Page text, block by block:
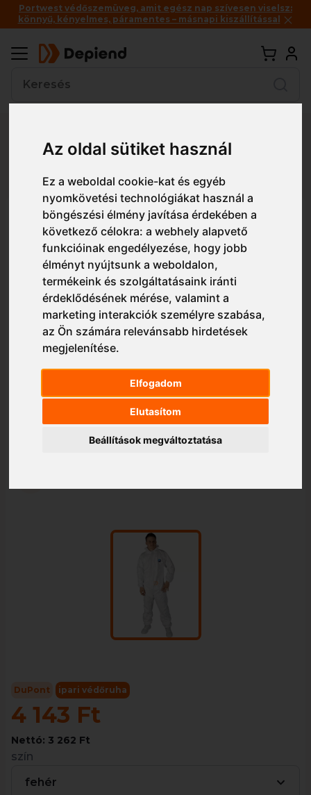
Az oldal sütiket használ
Ez a weboldal cookie-kat és egyéb
nyomkövetési technológiákat használ a
böngészési élmény javítása érdekében a
következő célokra:a webhely alapvető
funkcióinak engedélyezése, hogy jobb
élményt nyújtsunk a weboldalon,
termékeink és szolgáltatásaink iránti
érdeklődésének mérése, valamint a
marketing interakciók személyre szabása,
az Ön számára relevánsabb hirdetések
megjelenítése.
Elfogadom
Elutasítom
Beállítások megváltoztatása
Portwest védőszemüveg, amit egész nap szívesen viselsz:
könnyű, kényelmes, páramentes – másnapi kiszállítással
40500 DUPONT™ TYVEK® 500
XPERT, antisztatikus overál
DuPont ipari védőruha
4 143 Ft
Nettó: 3 262 Ft
szín
fehér